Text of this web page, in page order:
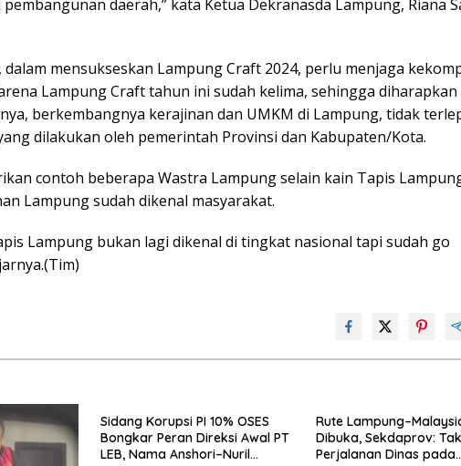
daerah,” kata Ketua Dekranasda Lampung, Riana
dalam mensukseskan Lampung Craft 2024, perlu menjaga
Lampung Craft tahun ini sudah kelima, sehingga diharapkan
berkembangnya kerajinan dan UMKM di Lampung, tidak
dilakukan oleh pemerintah Provinsi dan Kabupaten/Kota.
contoh beberapa Wastra Lampung selain kain Tapis
Lampung sudah dikenal masyarakat.
Lampung bukan lagi dikenal di tingkat nasional tapi sudah go
Sidang Korupsi PI 10% OSES
Bongkar Peran Direksi Awal PT
LEB, Nama Anshori–Nuril
Rute
Dibuka, Sekdaprov:
Perjalanan Dinas pada